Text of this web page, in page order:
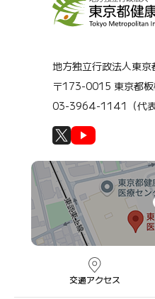
地方独立行政法人東
〒173-0015 東京都
03-3964-1141（代表
交通アクセス